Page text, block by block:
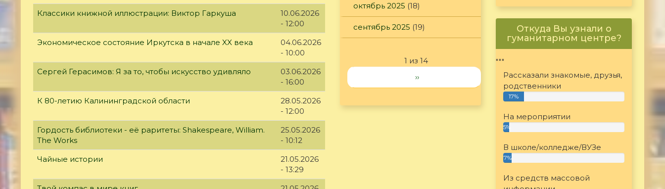
Классики книжной иллюстрации: Виктор Гаркуша
10.06.2026
- 12:00
Экономическое состояние Иркутска в начале XX века
04.06.2026
- 10:00
Сергей Герасимов: Я за то, чтобы искусство удивляло
03.06.2026
- 16:00
К 80-летию Калининградской области
28.05.2026
- 12:00
Гордость библиотеки - её раритеты: Shakespeare, William.
The Works
25.05.2026
- 10:12
Чайные истории
21.05.2026
- 13:29
октябрь 2025 (18)
сентябрь 2025 (19)
1 из 14
››
Откуда Вы узнали о
гуманитарном центре?
"""
Рассказали знакомые, друзья,
родственники
17%
На мероприятии
5%
В школе/колледже/ВУЗе
7%
Из средств массовой